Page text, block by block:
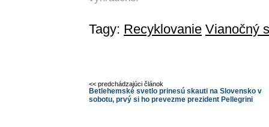
Tagy: Recyklovanie Vianočný
<< predchádzajúci článok
Betlehemské svetlo prinesú skauti na Slovensko v
sobotu, prvý si ho prevezme prezident Pellegrini